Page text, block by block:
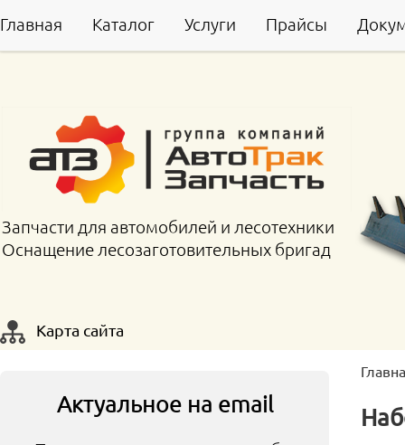
Главная Каталог Услуги Прайсы
Запчасти для автомобилей и лесотехники
Оснащение лесозаготовительных бригад
Карта сайта
Актуальное на email